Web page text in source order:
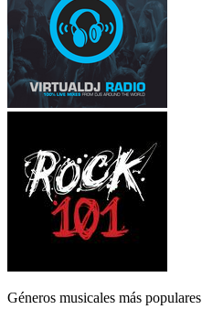
Géneros musicales más populares